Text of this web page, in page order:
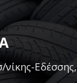
Εδέσσης,